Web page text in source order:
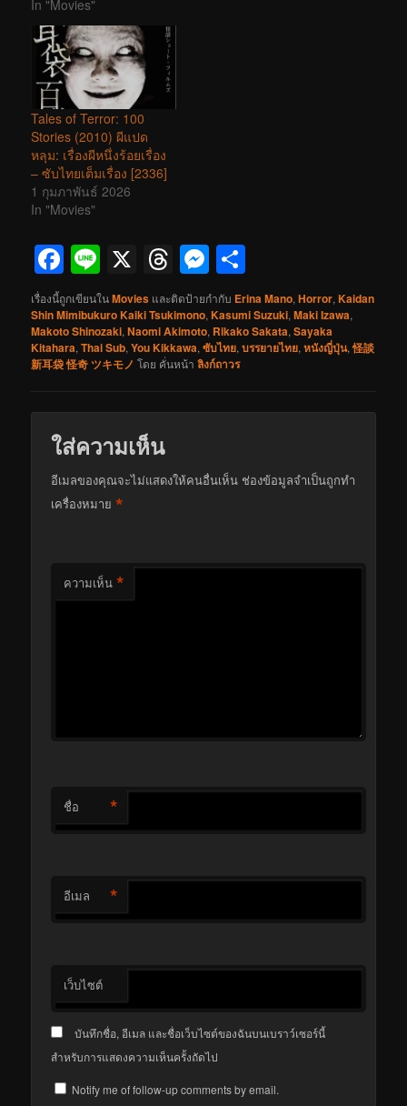
In "Movies"
Tales of Terror: 100
Stories (2010) ผีแปด
หลุม: เรื่องผีหนึ่งร้อยเรื่อง
– ซับไทยเต็มเรื่อง [2336]
1 กุมภาพันธ์ 2026
In "Movies"
Facebook
Line
X Threads
Messenger
เรื่องนี้ถูกเขียนในMovies และติดป้ายกำกับ Erina Mano,Horror,Kaidan
Shin Mimibukuro Kaiki Tsukimono,Kasumi Suzuki,Maki Izawa,
Makoto Shinozaki,Naomi Akimoto, Rikako Sakata,Sayaka
Kitahara,Thai Sub,You Kikkawa,ซับไทย,บรรยายไทย,หนังญี่ปุ่น,怪談
新耳袋 怪奇 ツキモノ โดย คั่นหน้าลิงก์ถาวร
ใส่ความเห็น
อีเมลของคุณจะไม่แสดงให้คนอื่นเห็น ช่องข้อมูลจำเป็นถูกทำ
เครื่องหมาย*
ความเห็น *
ชื่อ *
อีเมล *
เว็บไซต์
บันทึกชื่อ, อีเมล และชื่อเว็บไซต์ของฉันบนเบราว์เซอร์นี้
สำหรับการแสดงความเห็นครั้งถัดไป
Notify me of follow-up comments by email.